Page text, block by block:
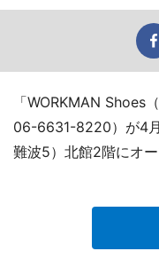
「WORKMAN Shoes
06-6631-8220）が4
難波5）北館2階にオー